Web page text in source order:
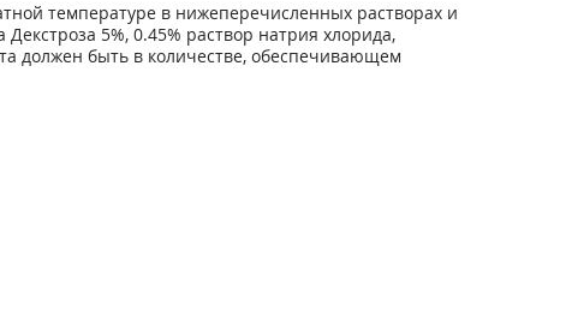
температуре в нижеперечисленных растворах и
5%, 0.45% раствор натрия хлорида,
должен быть в количестве, обеспечивающем